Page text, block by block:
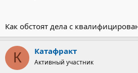
Как обстоят дела с
К Катафракт
Активный участник